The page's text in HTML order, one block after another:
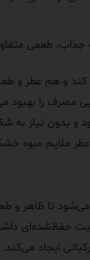
جذاب، طعمی
و هم عطر و
مصرف را بهبود
بدون نیاز به
ملایم میوه
می‌شود تا ظاهر و
حفظ‌شده‌ای
ایجاد می‌کند.